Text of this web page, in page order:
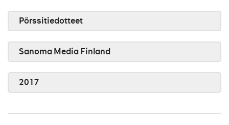
Pörssitiedotteet
Sanoma Media Finland
2017